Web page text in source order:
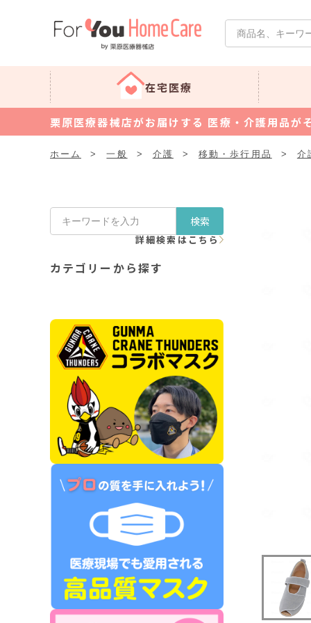
在宅医療
栗原医療器械店がお届けする 医療・介護用品が
ホーム > 一般 > 介護 > 移動・歩行用品 > 介
検索
詳細検索はこちら
カテゴリーから探す